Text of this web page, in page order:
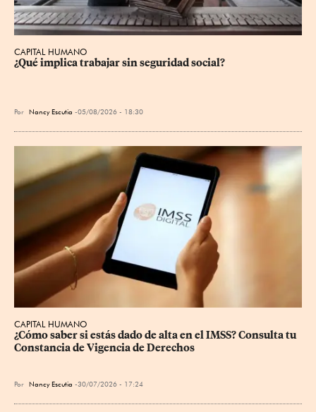
CAPITAL HUMANO
¿Qué implica trabajar sin seguridad social?
Por Nancy Escutia 05/08/2026 - 18:30
CAPITAL HUMANO
¿Cómo saber si estás dado de alta en el IMSS? Consulta tu
Constancia de Vigencia de Derechos
Por Nancy Escutia 30/07/2026 - 17:24